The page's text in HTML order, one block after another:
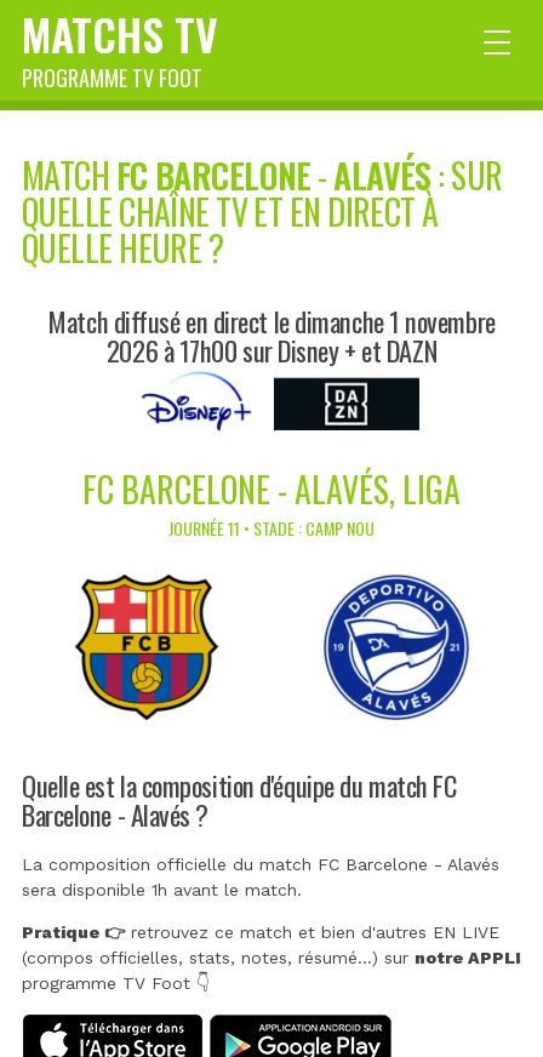
MATCHS TV
PROGRAMME TV FOOT
MATCH FC BARCELONE-ALAVÉS: SUR
QUELLE CHAÎNE TV ET EN DIRECT À
QUELLE HEURE ?
Match diffusé en direct le dimanche 1 novembre
2026 à 17h00 sur Disney + et DAZN
FC BARCELONE - ALAVÉS, LIGA
JOURNÉE 11 • STADE : CAMP NOU
Quelle est la composition d'équipe du match FC
Barcelone - Alavés ?
La composition officielle du match FC Barcelone - Alavés
sera disponible 1h avant le match.
Pratique 👉retrouvez ce match et bien d'autres EN LIVE
(compos officielles, stats, notes, résumé...) sur notre APPLI
programme TV Foot 👇